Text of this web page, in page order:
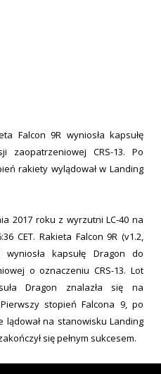
Falcon 9R wyniosła kapsułę
zaopatrzeniowej CRS-13. Po
rakiety wylądował w Landing
2017 roku z wyrzutni LC-40 na
CET. Rakieta Falcon 9R (v1.2,
kapsułę Dragon do
o oznaczeniu CRS-13. Lot
Dragon znalazła się na
stopień Falcona 9, po
na stanowisku Landing
się pełnym sukcesem.